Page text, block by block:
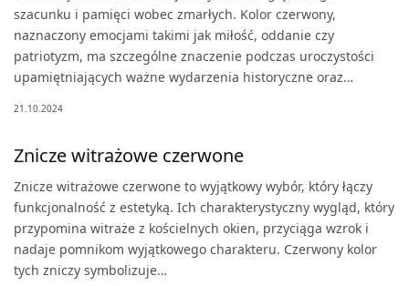
szacunku i pamięci wobec zmarłych. Kolor czerwony,
naznaczony emocjami takimi jak miłość, oddanie czy
patriotyzm, ma szczególne znaczenie podczas uroczystości
upamiętniających ważne wydarzenia historyczne oraz…
21.10.2024
Znicze witrażowe czerwone
Znicze witrażowe czerwone to wyjątkowy wybór, który łączy
funkcjonalność z estetyką. Ich charakterystyczny wygląd, który
przypomina witraże z kościelnych okien, przyciąga wzrok i
nadaje pomnikom wyjątkowego charakteru. Czerwony kolor
tych zniczy symbolizuje…